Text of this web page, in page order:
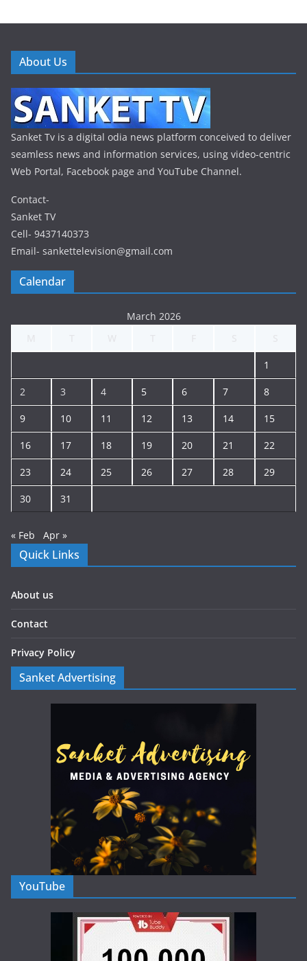
About Us
Sanket Tv is a digital odia news platform conceived to deliver
seamless news and information services, using video-centric
Web Portal, Facebook page and YouTube Channel.
Contact-
Sanket TV
Cell- 9437140373
Email- sankettelevision@gmail.com
Calendar
March 2026
1
2 3 4 5 6 7 8
9 10 11 12 13 14 15
16 17 18 19 20 21 22
23 24 25 26 27 28 29
30 31
« Feb Apr »
Quick Links
About us
Contact
Privacy Policy
Sanket Advertising
YouTube